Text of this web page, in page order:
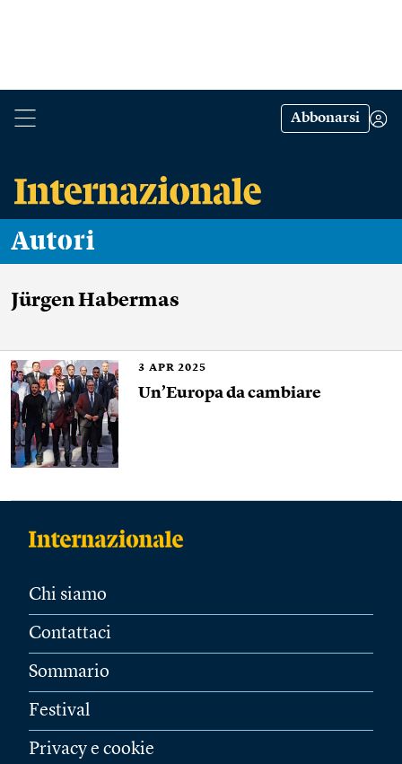
Abbonarsi
Autori
Jürgen Habermas
3 APR 2025
Un’Europa da cambiare
Chi siamo
Contattaci
Sommario
Festival
Privacy e cookie